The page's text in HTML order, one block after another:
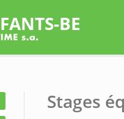
BE
Stages